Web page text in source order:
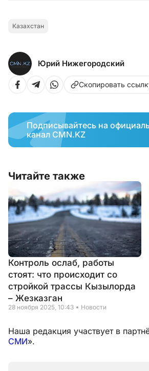
Казахстан
Юрий Нижегородский
Скопировать
Подписывайтесь на
канал CMN.KZ
Читайте также
Контроль ослаб, работы
стоят: что происходит со
стройкой трассы Кызылорда
– Жезказган
28 ноября 2025, 10:43 Новости
Наша редакция участвует в
СМИ».